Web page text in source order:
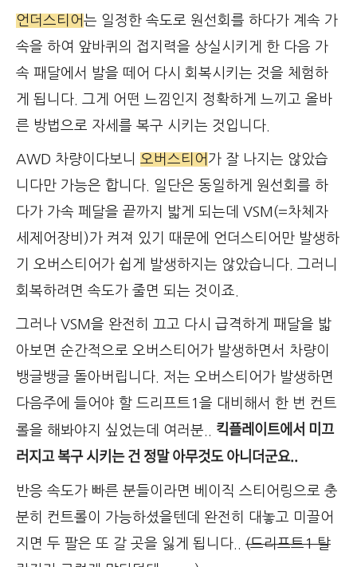
언더스티어는 일정한 속도로 원선회를 하다가 계속 가
속을 하여 앞바퀴의 접지력을 상실시키게 한 다음 가
속 패달에서 발을 떼어 다시 회복시키는 것을 체험하
게 됩니다. 그게 어떤 느낌인지 정확하게 느끼고 올바
른 방법으로 자세를 복구 시키는 것입니다.
AWD 차량이다보니 오버스티어 가 잘 나지는 않았습
니다만 가능은 합니다. 일단은 동일하게 원선회를 하
다가 가속 페달을 끝까지 밟게 되는데 VSM(=차체자
세제어장비)가 켜져 있기 때문에 언더스티어만 발생하
기 오버스티어가 쉽게 발생하지는 않았습니다. 그러니
회복하려면 속도가 줄면 되는 것이죠.
그러나 VSM을 완전히 끄고 다시 급격하게 패달을 밟
아보면 순간적으로 오버스티어가 발생하면서 차량이
뱅글뱅글 돌아버립니다. 저는 오버스티어가 발생하면
다음주에 들어야 할 드리프트1을 대비해서 한 번 컨트
롤을 해봐야지 싶었는데 여러분.. 킥플레이트에서 미끄
러지고 복구 시키는 건 정말 아무것도 아니더군요..
반응 속도가 빠른 분들이라면 베이직 스티어링으로 충
분히 컨트롤이 가능하셨을텐데 완전히 대놓고 미끌어
지면 두 팔은 또 갈 곳을 잃게 됩니다.. (드리프트1 탈